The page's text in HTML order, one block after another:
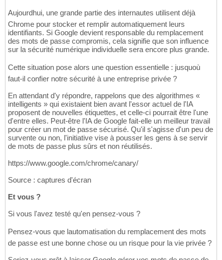
Aujourdhui, une grande partie des internautes utilisent déjà
Chrome pour stocker et remplir automatiquement leurs
identifiants. Si Google devient responsable du remplacement
des mots de passe compromis, cela signifie que son influence
sur la sécurité numérique individuelle sera encore plus grande.
Cette situation pose alors une question essentielle : jusquoù
faut-il confier notre sécurité à une entreprise privée ?
En attendant d'y répondre, rappelons que des algorithmes «
intelligents » qui existaient bien avant l'essor actuel de l'IA
proposent de nouvelles étiquettes, et celle-ci pourrait être l'une
d'entre elles. Peut-être l'IA de Google fait-elle un meilleur travail
pour créer un mot de passe sécurisé. Qu'il s'agisse d'un peu de
survente ou non, l'initiative vise à pousser les gens à se servir
de mots de passe plus sûrs et non réutilisés.
https://www.google.com/chrome/canary/
Source : captures d'écran
Et vous ?
Si vous l'avez testé qu'en pensez-vous ?
Pensez-vous que lautomatisation du remplacement des mots
de passe est une bonne chose ou un risque pour la vie privée ?